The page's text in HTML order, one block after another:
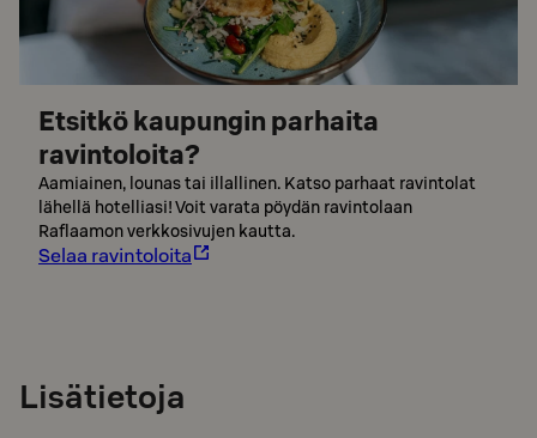
Etsitkö kaupungin parhaita
ravintoloita?
Aamiainen, lounas tai illallinen. Katso parhaat ravintolat
lähellä hotelliasi! Voit varata pöydän ravintolaan
Raflaamon verkkosivujen kautta.
Selaa ravintoloita
Lisätietoja